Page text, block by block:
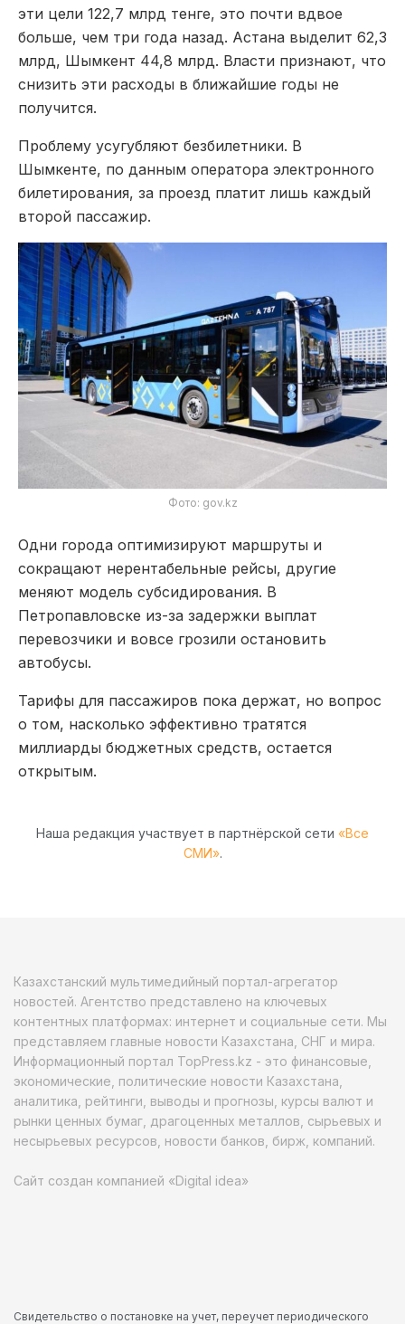
эти цели 122,7 млрд тенге, это почти вдвое
больше, чем три года назад. Астана выделит 62,3
млрд, Шымкент 44,8 млрд. Власти признают, что
снизить эти расходы в ближайшие годы не
получится.
Проблему усугубляют безбилетники. В
Шымкенте, по данным оператора электронного
билетирования, за проезд платит лишь каждый
второй пассажир.
Фото: gov.kz
Одни города оптимизируют маршруты и
сокращают нерентабельные рейсы, другие
меняют модель субсидирования. В
Петропавловске из-за задержки выплат
перевозчики и вовсе грозили остановить
автобусы.
Тарифы для пассажиров пока держат, но вопрос
о том, насколько эффективно тратятся
миллиарды бюджетных средств, остается
открытым.
Наша редакция участвует в партнёрской сети «Все
СМИ».
Казахстанский мультимедийный портал-агрегатор
новостей. Агентство представлено на ключевых
контентных платформах: интернет и социальные сети. Мы
представляем главные новости Казахстана, СНГ и мира.
Информационный портал TopPress.kz - это финансовые,
экономические, политические новости Казахстана,
аналитика, рейтинги, выводы и прогнозы, курсы валют и
рынки ценных бумаг, драгоценных металлов, сырьевых и
несырьевых ресурсов, новости банков, бирж, компаний.
Сайт создан компанией «Digital idea»
Свидетельство о постановке на учет, переучет периодического